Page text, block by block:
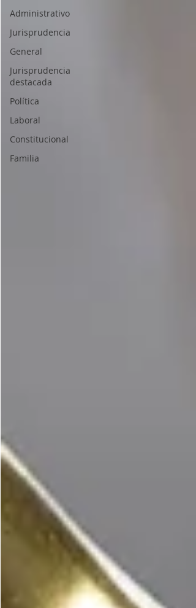
Administrativo
Jurisprudencia
General
Jurisprudencia
destacada
Política
Laboral
Constitucional
Familia